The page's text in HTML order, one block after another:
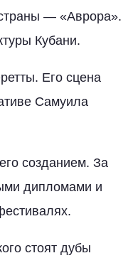
— «Аврора».
Кубани.
Его сцена
Самуила
созданием. За
дипломами и
стоят дубы